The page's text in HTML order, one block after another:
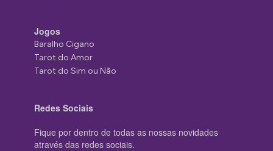
Jogos
Baralho Cigano
Tarot do Amor
Tarot do Sim ou Não
Redes Sociais
Fique por dentro de todas as nossas novidades
através das redes sociais.